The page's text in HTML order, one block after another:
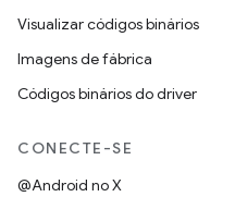
Visualizar códigos binários
Imagens de fábrica
Códigos binários do driver
CONECTE-SE
@Android no X